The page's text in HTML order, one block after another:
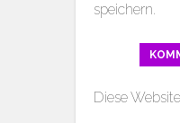
speichern.
Diese